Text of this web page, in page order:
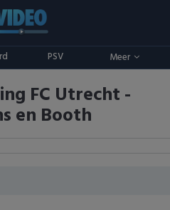
PSV Meer
FC Utrecht -
en Booth